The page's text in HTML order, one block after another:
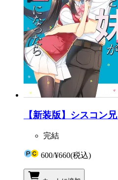
【新装版】シスコン
完結
600/¥660(税込)